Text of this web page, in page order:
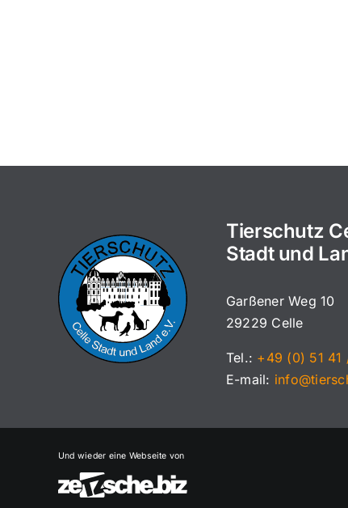
Tierschutz
Stadt und
Garßener Weg 10
29229 Celle
Tel.: +49 (0) 51
E-mail:
Und wieder eine Webseite von